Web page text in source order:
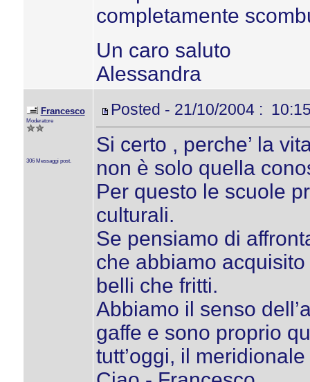
completamente
Un caro saluto
Alessandra
Francesco
Moderatore
306 Messaggi post.
Posted - 21/10/2004 :
Si certo , perche’ la
non è solo quella
Per questo le scuole
culturali.
Se pensiamo di
che abbiamo
belli che fritti.
Abbiamo il senso
gaffe e sono proprio
tutt’oggi, il